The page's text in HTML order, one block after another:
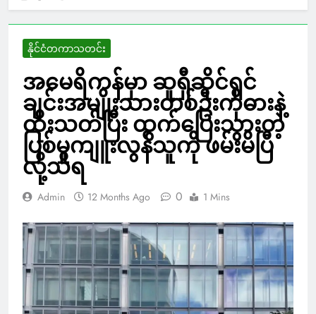
နိုင်ငံတကာသတင်း
အမေရိကန်မှာ ဆူရှီဆိုင်ရှင်
ချင်းအမျိုးသားတစ်ဦးကိုဓားနဲ့
ထိုးသတ်ပြီး ထွက်ပြေးသွားတဲ့
ပြစ်မှုကျူးလွန်သူကို ဖမ်းမိပြီ
လို့သိရ
Admin 12 Months Ago 0 1 Mins